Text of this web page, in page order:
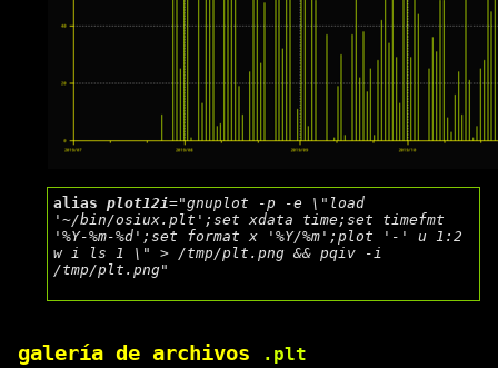
alias plot12i="gnuplot -p -e \"load
'~/bin/osiux.plt';set xdata time;set timefmt
'%Y-%m-%d';set format x '%Y/%m';plot '-' u 1:2
w i ls 1 \" > /tmp/plt.png && pqiv -i
/tmp/plt.png"
galería de archivos .plt